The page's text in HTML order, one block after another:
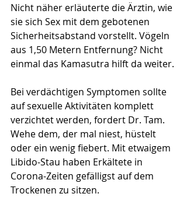
Nicht näher erläuterte die Ärztin, wie
sie sich Sex mit dem gebotenen
Sicherheitsabstand vorstellt. Vögeln
aus 1,50 Metern Entfernung? Nicht
einmal das Kamasutra hilft da weiter.
Bei verdächtigen Symptomen sollte
auf sexuelle Aktivitäten komplett
verzichtet werden, fordert Dr. Tam.
Wehe dem, der mal niest, hüstelt
oder ein wenig fiebert. Mit etwaigem
Libido-Stau haben Erkältete in
Corona-Zeiten gefälligst auf dem
Trockenen zu sitzen.